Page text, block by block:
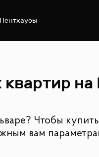
Пентхаусы
Чтобы
вам